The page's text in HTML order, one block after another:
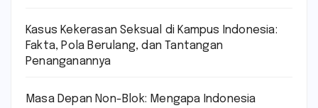
Kasus Kekerasan Seksual di Kampus Indonesia:
Fakta, Pola Berulang, dan Tantangan
Penanganannya
Masa Depan Non-Blok: Mengapa Indonesia